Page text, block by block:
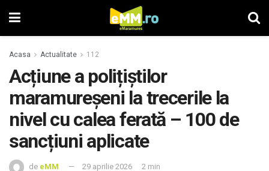
Acasa Actualitate 112
Acțiune a polițiștilor
maramureșeni la trecerile la
nivel cu calea ferată – 100 de
sancțiuni aplicate
de eMM 29 aprilie 2026 2 min